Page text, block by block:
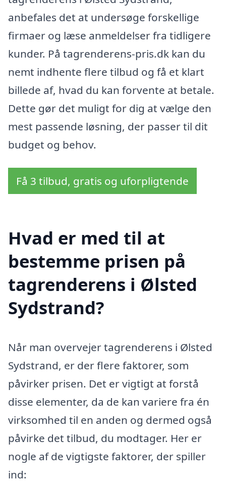
anbefales det at undersøge forskellige
firmaer og læse anmeldelser fra tidligere
kunder. På tagrenderens-pris.dk kan du
nemt indhente flere tilbud og få et klart
billede af, hvad du kan forvente at betale.
Dette gør det muligt for dig at vælge den
mest passende løsning, der passer til dit
budget og behov.
Få 3 tilbud, gratis og uforpligtende
Hvad er med til at
bestemme prisen på
tagrenderens i Ølsted
Sydstrand?
Når man overvejer tagrenderens i Ølsted
Sydstrand, er der flere faktorer, som
påvirker prisen. Det er vigtigt at forstå
disse elementer, da de kan variere fra én
virksomhed til en anden og dermed også
påvirke det tilbud, du modtager. Her er
nogle af de vigtigste faktorer, der spiller
ind: